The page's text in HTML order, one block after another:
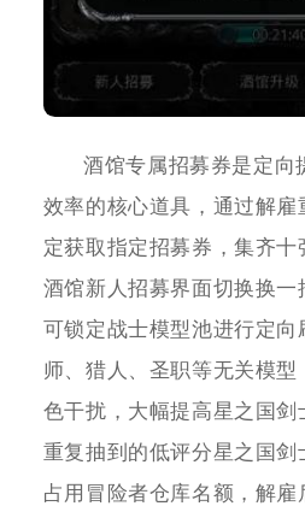
酒馆专属招募券是定向
效率的核心道具，通过解雇
定获取指定招募券，集齐
酒馆新人招募界面切换换一
可锁定战士模型池进行定向
师、猎人、圣职等无关模型
色干扰，大幅提高星之国
重复抽到的低评分星之国剑
占用冒险者仓库名额，解